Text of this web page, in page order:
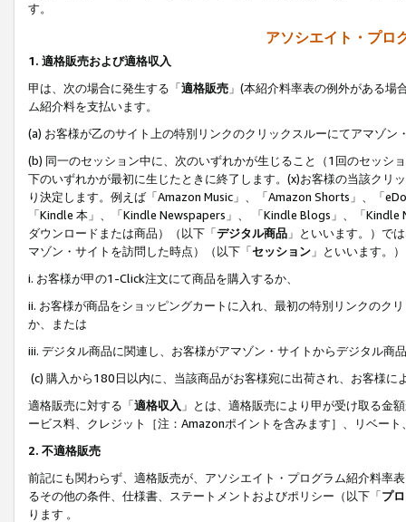
す。
アソシエイト・プロ
1. 適格販売および適格収入
甲は、次の場合に発生する「適格販売 」(本紹介料率表の例外がある
ム紹介料を支払います。
(a) お客様が乙のサイト上の特別リンクのクリックスルーにてアマゾン
(b) 同一のセッション中に、次のいずれかが生じること（1回のセッシ
下のいずれかが最初に生じたときに終了します。(x)お客様の当該ク
り決定します。例えば「Amazon Music」、「Amazon Shorts」、「
「Kindle 本」、「Kindle Newspapers」、 「Kindle Blogs」、「
ダウンロードまたは商品）（以下「デジタル商品 」といいます。）で
マゾン・サイトを訪問した時点）（以下「セッション 」といいます。
i. お客様が甲の1-Click注文にて商品を購入するか、
ii. お客様が商品をショッピングカートに入れ、最初の特別リンクのク
か、または
iii. デジタル商品に関連し、お客様がアマゾン・サイトからデジタル
(c) 購入から180日以内に、当該商品がお客様宛に出荷され、お客様
適格販売に対する「適格収入 」とは、適格販売により甲が受け取る金
ービス料、クレジット［注：Amazonポイントを含みます］、リベー
2. 不適格販売
前記にも関わらず、適格販売が、アソシエイト・プログラム紹介料率
るその他の条件、仕様書、ステートメントおよびポリシー（以下「プ
ります 。